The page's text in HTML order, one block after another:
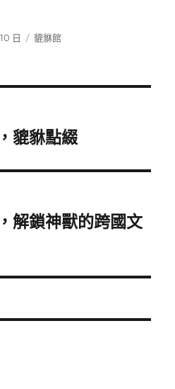
日
分
貔貅館
貔貅點綴
解鎖神獸的跨國文